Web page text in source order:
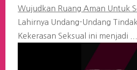
Wujudkan Ruang Aman Untuk
Lahirnya Undang-Undang
Kekerasan Seksual ini menjadi ...